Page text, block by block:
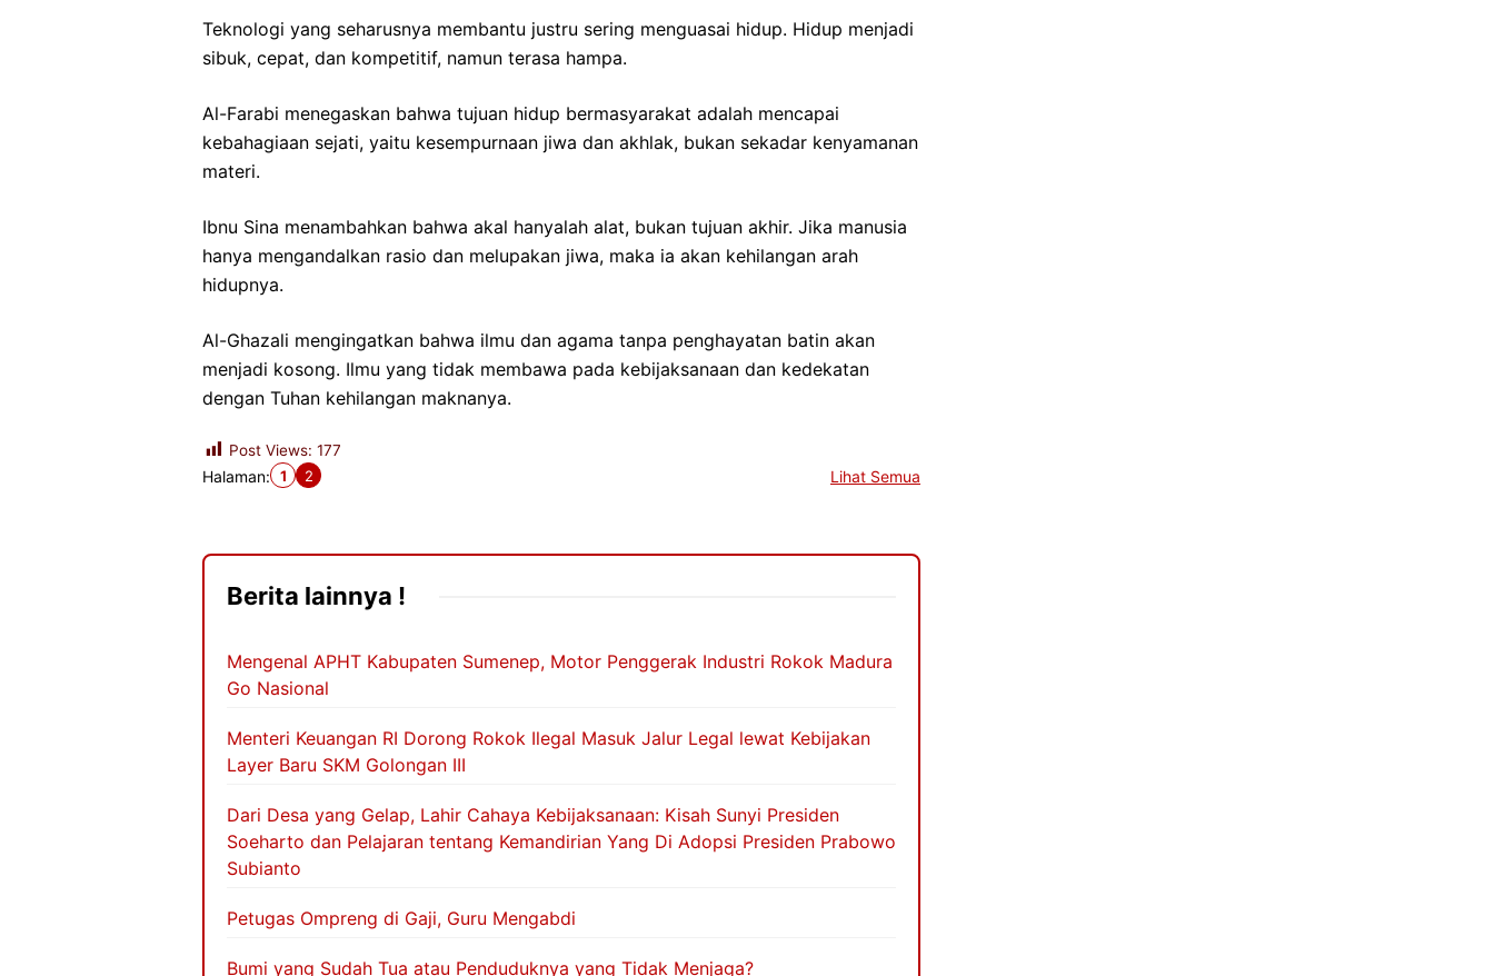
Teknologi yang seharusnya membantu justru sering menguasai hidup. Hidup menjadi
sibuk, cepat, dan kompetitif, namun terasa hampa.
Al-Farabi menegaskan bahwa tujuan hidup bermasyarakat adalah mencapai
kebahagiaan sejati, yaitu kesempurnaan jiwa dan akhlak, bukan sekadar kenyamanan
materi.
Ibnu Sina menambahkan bahwa akal hanyalah alat, bukan tujuan akhir. Jika manusia
hanya mengandalkan rasio dan melupakan jiwa, maka ia akan kehilangan arah
hidupnya.
Al-Ghazali mengingatkan bahwa ilmu dan agama tanpa penghayatan batin akan
menjadi kosong. Ilmu yang tidak membawa pada kebijaksanaan dan kedekatan
dengan Tuhan kehilangan maknanya.
Post Views: 177
Halaman: 1 2 Lihat Semua
Berita lainnya !
Mengenal APHT Kabupaten Sumenep, Motor Penggerak Industri Rokok Madura
Go Nasional
Menteri Keuangan RI Dorong Rokok Ilegal Masuk Jalur Legal lewat Kebijakan
Layer Baru SKM Golongan III
Dari Desa yang Gelap, Lahir Cahaya Kebijaksanaan: Kisah Sunyi Presiden
Soeharto dan Pelajaran tentang Kemandirian Yang Di Adopsi Presiden Prabowo
Subianto
Petugas Ompreng di Gaji, Guru Mengabdi
Bumi yang Sudah Tua atau Penduduknya yang Tidak Menjaga?